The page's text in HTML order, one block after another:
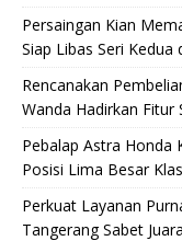
Persaingan Kian
Siap Libas Seri Kedua
Rencanakan
Wanda Hadirkan Fitur
Pebalap Astra Honda
Posisi Lima Besar
Perkuat Layanan
Tangerang Sabet